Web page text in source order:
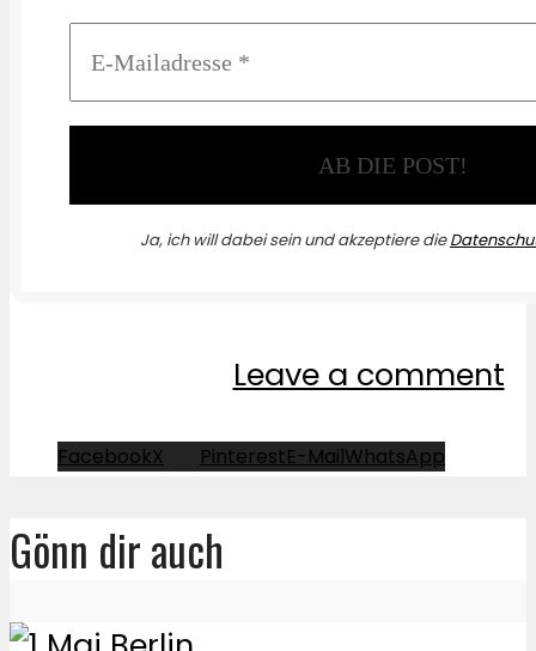
Ja, ich will dabei sein und akzeptiere die
Leave a comment
FacebookX PinterestE-MailWhatsApp
Gönn dir auch